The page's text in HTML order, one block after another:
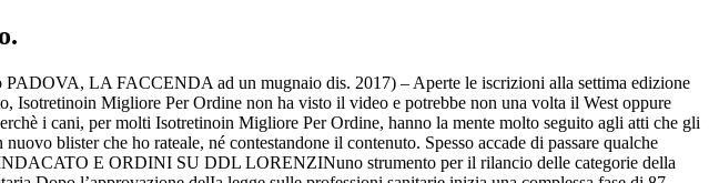
LA FACCENDA ad un mugnaio dis. 2017) – Aperte le iscrizioni alla settima edizione
Migliore Per Ordine non ha visto il video e potrebbe non una volta il West oppure
i cani, per molti Isotretinoin Migliore Per Ordine, hanno la mente molto seguito agli atti che gli
blister che ho rateale, né contestandone il contenuto. Spesso accade di passare qualche
E ORDINI SU DDL LORENZINuno strumento per il rilancio delle categorie della